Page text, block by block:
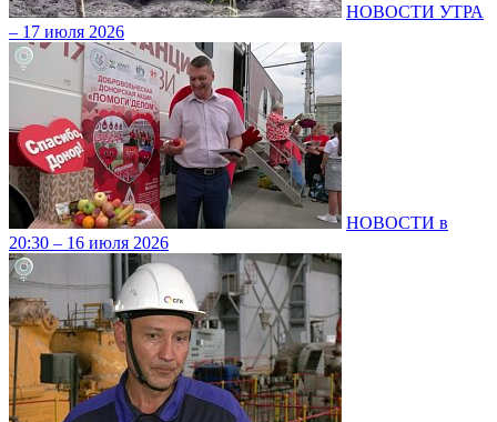
НОВОСТИ УТРА
– 17 июля 2026
НОВОСТИ в
20:30 – 16 июля 2026